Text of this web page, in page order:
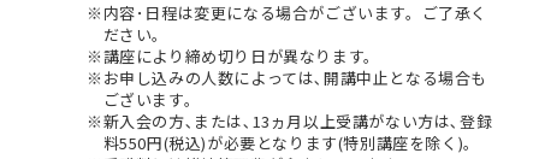
内容･日程は変更になる場合がございます。ご了承く
ださい。
講座により締め切り日が異なります。
お申し込みの人数によっては､開講中止となる場合も
ございます。
新入会の方､または､13ヵ月以上受講がない方は､登録
料550円(税込)が必要となります(特別講座を除く)。